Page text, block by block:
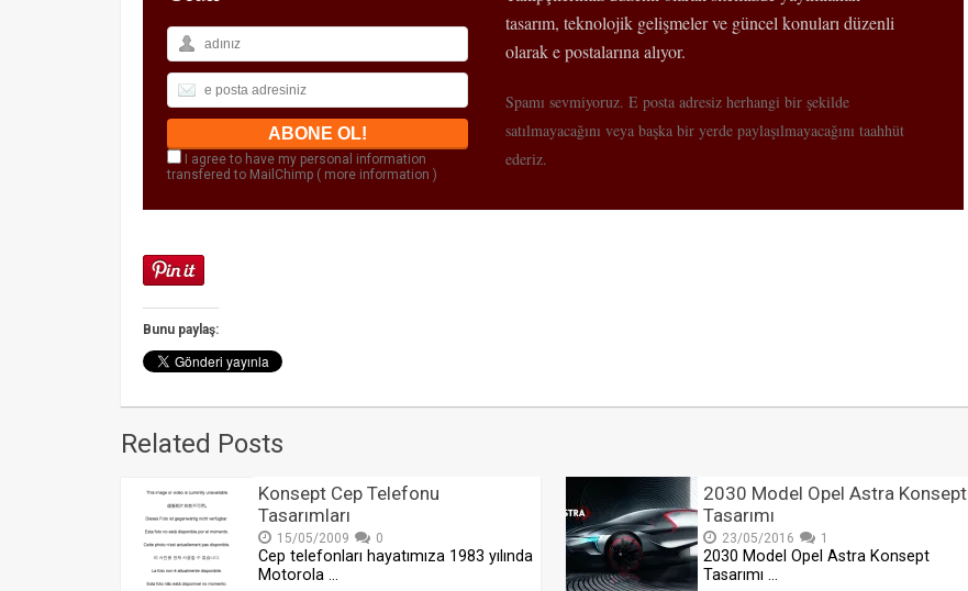
I agree to have my personal information
transfered to MailChimp ( more information )
tasarım, teknolojik gelişmeler ve güncel konuları düzenli
olarak e postalarına alıyor.
Spamı sevmiyoruz. E posta adresiz herhangi bir şekilde
satılmayacağını veya başka bir yerde paylaşılmayacağını taahhüt
ederiz.
Bunu paylaş:
Related Posts
Konsept Cep Telefonu
Tasarımları
15/05/2009 0
Cep telefonları hayatımıza 1983 yılında
Motorola …
2030 Model Opel Astra Konsept
Tasarımı
23/05/2016 1
2030 Model Opel Astra Konsept
Tasarımı …